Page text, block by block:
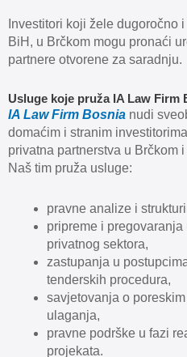
Investitori koji žele dugoročno
BiH, u Brčkom mogu pronaći
partnere otvorene za saradnju.
Usluge koje pruža IA Law Firm
IA Law Firm Bosnia nudi
domaćim i stranim
privatna partnerstva u Brčkom
Naš tim pruža usluge:
pravne analize i
pripreme i
privatnog sektora,
zastupanja u
tenderskih procedura,
savjetovanja o
ulaganja,
pravne podrške u fazi
projekata.